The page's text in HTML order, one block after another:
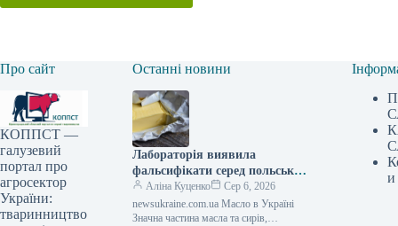
Про сайт
КОППСТ —
галузевий
портал про
агросектор
України:
тваринництво
Останні новини
Лабораторія виявила
фальсифікати серед польських
масел і сирів: 4 з 5 зразків не
пройшли перевірку —
Агрополіт
Аліна Куценко
Сер 6, 2026
newsukraine.com.ua Масло в Україні
Значна частина масла та сирів,
и